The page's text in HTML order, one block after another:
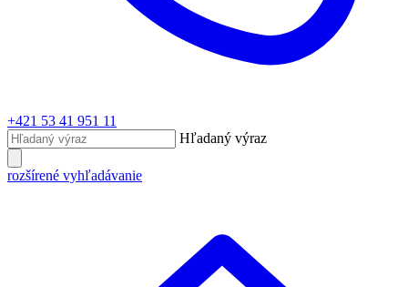
+421 53 41 951 11
Hľadaný výraz
rozšírené vyhľadávanie